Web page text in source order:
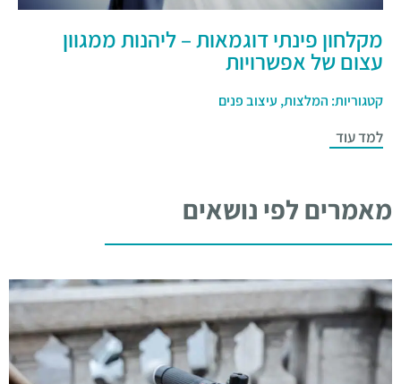
מקלחון פינתי דוגמאות – ליהנות ממגוון
עצום של אפשרויות
קטגוריות: המלצות, עיצוב פנים
למד עוד
מאמרים לפי נושאים